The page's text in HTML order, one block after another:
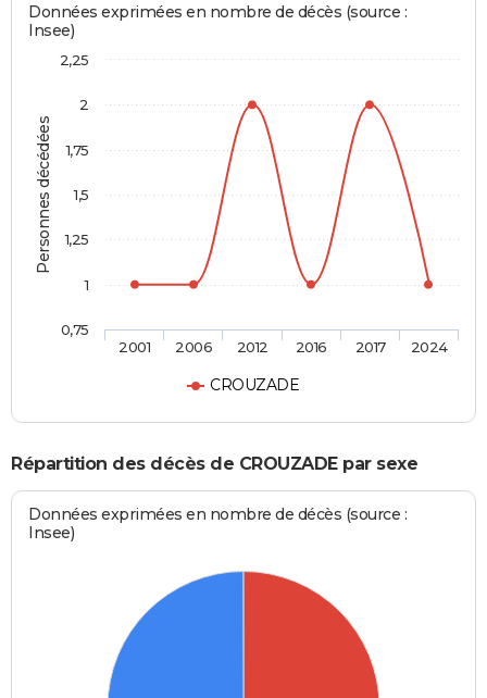
Personnes décédées
Données exprimées en nombre de décès (source :
Insee)
CROUZADE
2001 2006 2012 2016 2017 2024
0,75
1
1,25
1,5
1,75
2
2,25
Répartition des décès de CROUZADE par sexe
Données exprimées en nombre de décès (source :
Insee)